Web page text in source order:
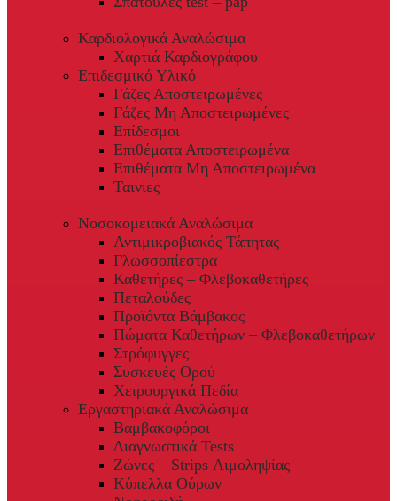
Καρδιολογικά Αναλώσιμα
Χαρτιά Καρδιογράφου
Επιδεσμικό Υλικό
Γάζες Αποστειρωμένες
Γάζες Μη Αποστειρωμένες
Επίδεσμοι
Επιθέματα Αποστειρωμένα
Επιθέματα Μη Αποστειρωμένα
Ταινίες
Νοσοκομειακά Αναλώσιμα
Αντιμικροβιακός Τάπητας
Γλωσσοπίεστρα
Καθετήρες – Φλεβοκαθετήρες
Πεταλούδες
Προϊόντα Βάμβακος
Πώματα Καθετήρων – Φλεβοκαθετήρων
Στρόφυγγες
Συσκευές Ορού
Χειρουργικά Πεδία
Εργαστηριακά Αναλώσιμα
Βαμβακοφόροι
Διαγνωστικά Tests
Ζώνες – Strips Αιμοληψίας
Κύπελλα Ούρων